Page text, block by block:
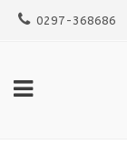
0297-368686